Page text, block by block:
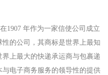
1907 年作为一家信使公司成立
的公司，其商标是世界上最知
上最大的快递承运商与包裹递
电子商务服务的领导性的提供